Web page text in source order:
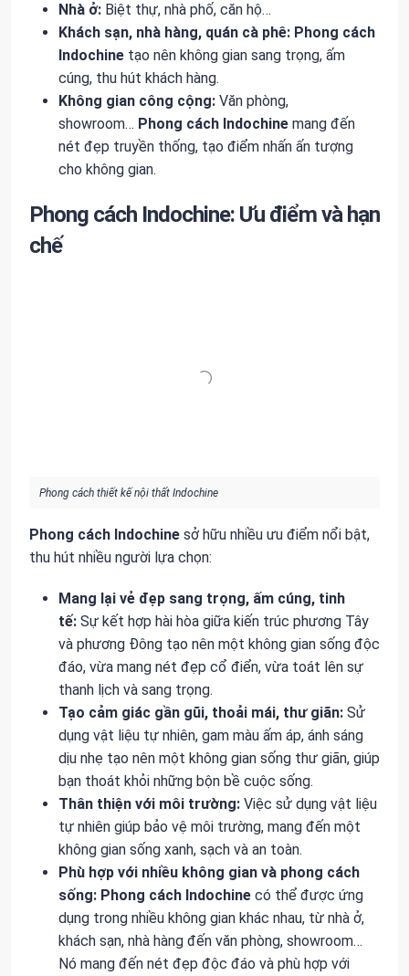
Nhà ở: Biệt thự, nhà phố, căn hộ…
Khách sạn, nhà hàng, quán cà phê: Phong cách
Indochine tạo nên không gian sang trọng, ấm
cúng, thu hút khách hàng.
Không gian công cộng: Văn phòng,
showroom… Phong cách Indochine mang đến
nét đẹp truyền thống, tạo điểm nhấn ấn tượng
cho không gian.
Phong cách Indochine: Ưu điểm và hạn
chế
Phong cách thiết kế nội thất Indochine
Phong cách Indochine sở hữu nhiều ưu điểm nổi bật,
thu hút nhiều người lựa chọn:
Mang lại vẻ đẹp sang trọng, ấm cúng, tinh
tế: Sự kết hợp hài hòa giữa kiến trúc phương Tây
và phương Đông tạo nên một không gian sống độc
đáo, vừa mang nét đẹp cổ điển, vừa toát lên sự
thanh lịch và sang trọng.
Tạo cảm giác gần gũi, thoải mái, thư giãn: Sử
dụng vật liệu tự nhiên, gam màu ấm áp, ánh sáng
dịu nhẹ tạo nên một không gian sống thư giãn, giúp
bạn thoát khỏi những bộn bề cuộc sống.
Thân thiện với môi trường: Việc sử dụng vật liệu
tự nhiên giúp bảo vệ môi trường, mang đến một
không gian sống xanh, sạch và an toàn.
Phù hợp với nhiều không gian và phong cách
sống: Phong cách Indochine có thể được ứng
dụng trong nhiều không gian khác nhau, từ nhà ở,
khách sạn, nhà hàng đến văn phòng, showroom…
Nó mang đến nét đẹp độc đáo và phù hợp với